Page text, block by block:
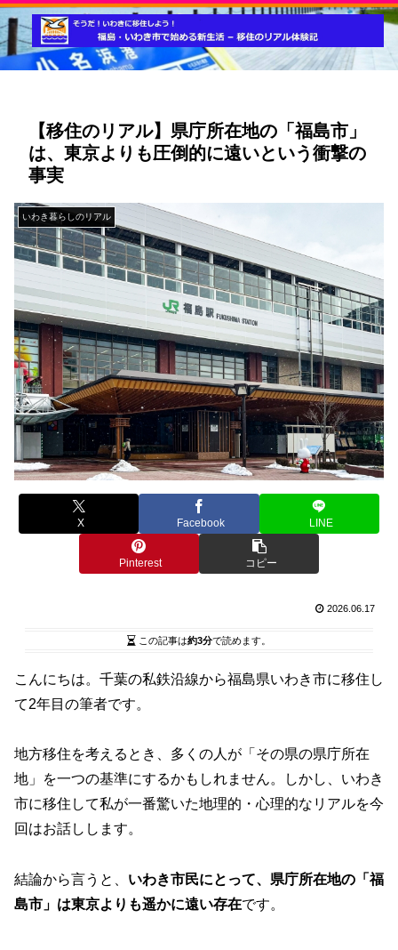
【移住のリアル】県庁所在地の「福島市」
は、東京よりも圧倒的に遠いという衝撃の
事実
いわき暮らしのリアル
X Facebook LINE
Pinterest コピー
2026.06.17
この記事は約3分で読めます。
こんにちは。千葉の私鉄沿線から福島県いわき市に移住し
て2年目の筆者です。
地方移住を考えるとき、多くの人が「その県の県庁所在
地」を一つの基準にするかもしれません。しかし、いわき
市に移住して私が一番驚いた地理的・心理的なリアルを今
回はお話しします。
結論から言うと、 いわき市民にとって、県庁所在地の「福
島市」は東京よりも遥かに遠い存在です。